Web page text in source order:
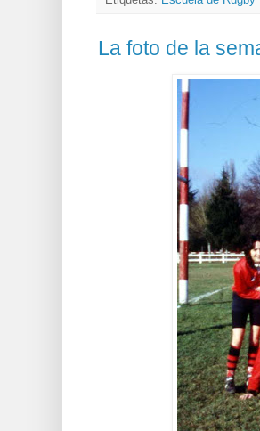
La foto de la